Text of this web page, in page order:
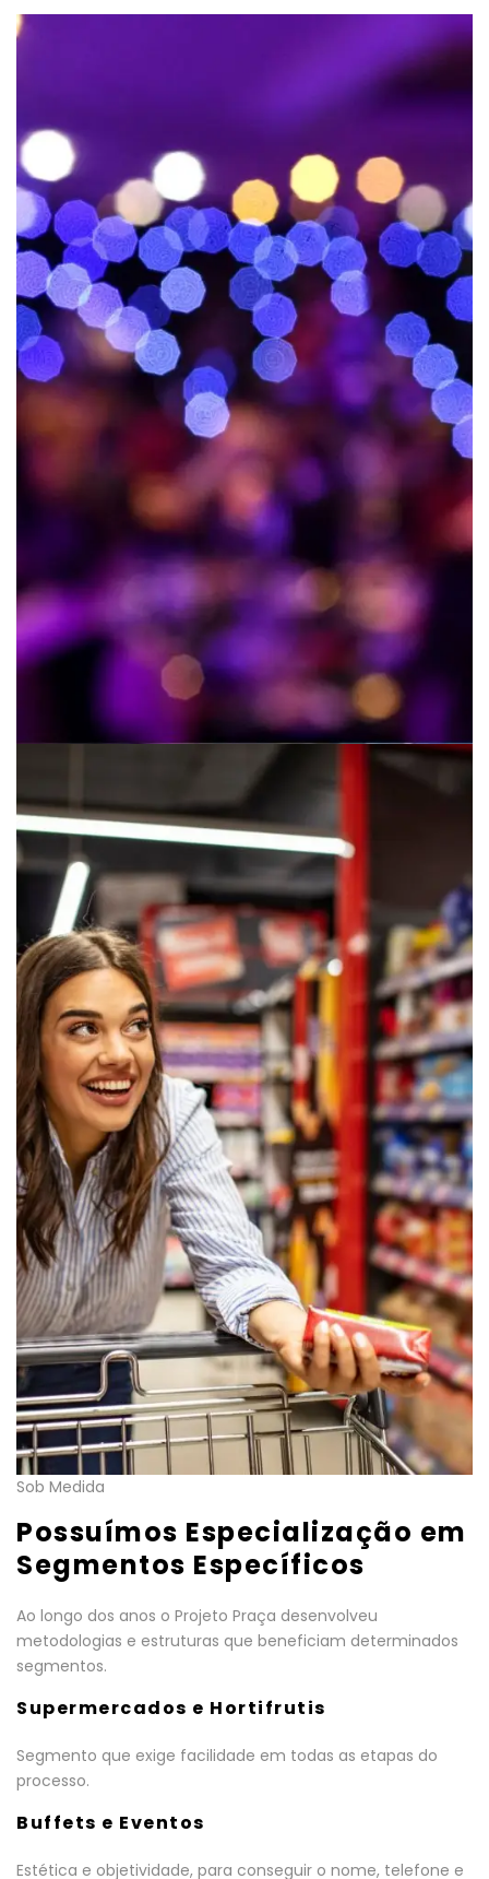
Sob Medida
Possuímos Especialização em
Segmentos Específicos
Ao longo dos anos o Projeto Praça desenvolveu
metodologias e estruturas que beneficiam determinados
segmentos.
Supermercados e Hortifrutis
Segmento que exige facilidade em todas as etapas do
processo.
Buffets e Eventos
Estética e objetividade, para conseguir o nome, telefone e